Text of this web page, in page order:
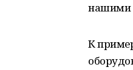
нашими
К